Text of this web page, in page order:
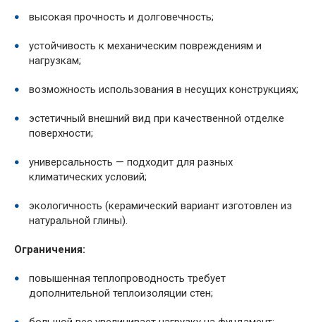
высокая прочность и долговечность;
устойчивость к механическим повреждениям и
нагрузкам;
возможность использования в несущих конструкциях;
эстетичный внешний вид при качественной отделке
поверхности;
универсальность — подходит для разных
климатических условий;
экологичность (керамический вариант изготовлен из
натуральной глины).
Ограничения:
повышенная теплопроводность требует
дополнительной теплоизоляции стен;